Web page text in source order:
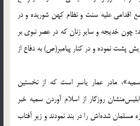
اقدامی علیه سنت و نظام کهن شوریده و در
چون خدیجه و سایر زنان که در عصر نبوی بر
پشت نموده و در کنار پیامبر(ص) به دفاع از
مادر عمار یاسر است که از نخستین
روزگار از اسلام آوردن سمیه خبر
مسلمان شده‌اش را در بند نمودند و زیر آفتاب